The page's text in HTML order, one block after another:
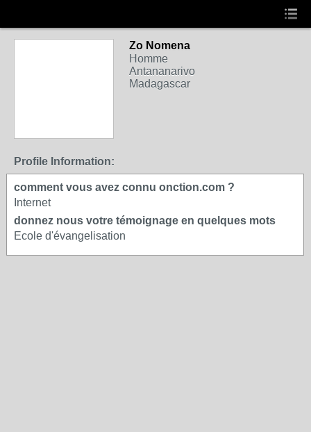
Zo Nomena
Homme
Antananarivo
Madagascar
Profile Information:
comment vous avez connu onction.com ?
Internet
donnez nous votre témoignage en quelques mots
Ecole d'évangelisation